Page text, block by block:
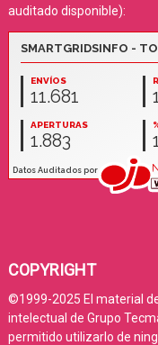
auditado disponible):
COPYRIGHT
©1999-2025 El material
intelectual de Grupo
permitido utilizarlo de